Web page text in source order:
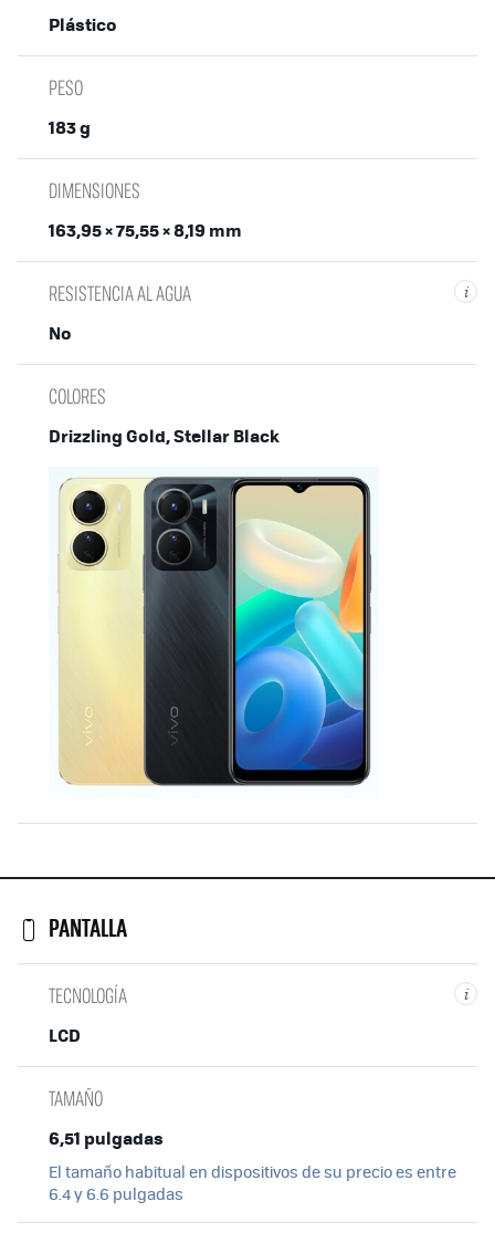
Plástico
PESO
183 g
DIMENSIONES
163,95 × 75,55 × 8,19 mm
i
RESISTENCIA AL AGUA
No
COLORES
Drizzling Gold, Stellar Black
PANTALLA
i
TECNOLOGÍA
LCD
TAMAÑO
6,51 pulgadas
El tamaño habitual en dispositivos de su precio es entre
6.4 y 6.6 pulgadas